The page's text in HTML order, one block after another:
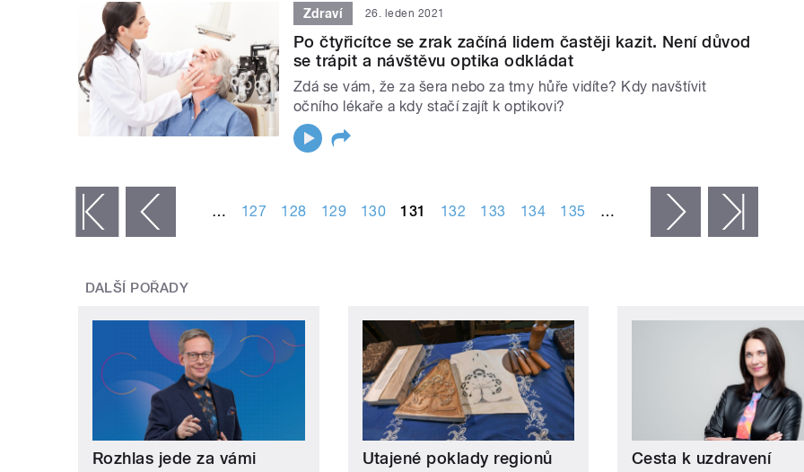
Zdraví 26. leden 2021
Po čtyřicítce se zrak začíná lidem častěji kazit. Není důvod
se trápit a návštěvu optika odkládat
Zdá se vám, že za šera nebo za tmy hůře vidíte? Kdy navštívit
očního lékaře a kdy stačí zajít k optikovi?
‹ předchozí … 127 128 129 130 131 132 133 134 135 … následující ›
DALŠÍ POŘADY
Rozhlas jede za vámi Utajené poklady regionů Cesta k uzdravení